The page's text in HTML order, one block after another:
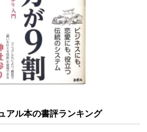
アル本の書評ランキング